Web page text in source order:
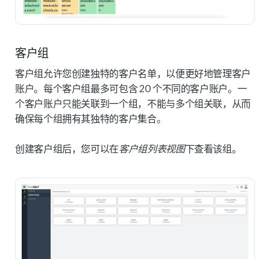
客户组
客户组允许您创建独特的客户名单，以便更好地管理客户
账户。每个客户组最多可包含 20 个不同的客户账户。一
个客户账户只能关联到一个组，不能与多个组关联，从而
确保每个组拥有其独特的客户集合。
创建客户组后，您可以在客户组列表视图下查看该组。